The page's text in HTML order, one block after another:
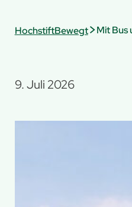
HochstiftBewegt>
9. Juli 2026